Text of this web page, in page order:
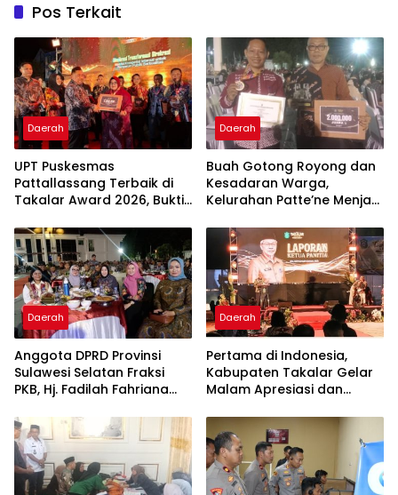
Pos Terkait
Daerah
UPT Puskesmas
Pattallassang Terbaik di
Takalar Award 2026, Bukti
Pelayanan Kesehatan
Berkualitas
Daerah
Buah Gotong Royong dan
Kesadaran Warga,
Kelurahan Patte’ne Menjadi
2026
Daerah
Anggota DPRD Provinsi
Sulawesi Selatan Fraksi
PKB, Hj. Fadilah Fahriana
Takalar Menyalakan
Lentera Pengabdian
Melalui Malam Apresiasi
dan Inovasi Award 2026
Daerah
Pertama di Indonesia,
Kabupaten Takalar Gelar
Malam Apresiasi dan
Panggung Penghargaan
bagi Pelayan Publik
Berprestasi